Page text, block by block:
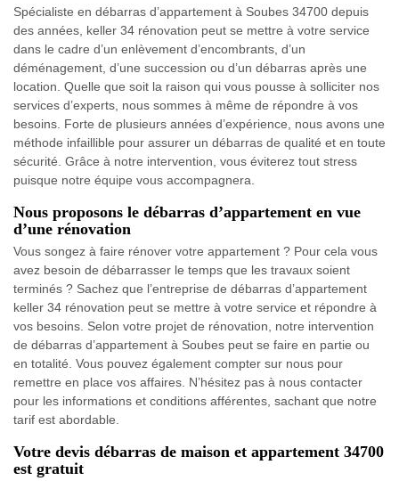
Spécialiste en débarras d’appartement à Soubes 34700 depuis
des années, keller 34 rénovation peut se mettre à votre service
dans le cadre d’un enlèvement d’encombrants, d’un
déménagement, d’une succession ou d’un débarras après une
location. Quelle que soit la raison qui vous pousse à solliciter nos
services d’experts, nous sommes à même de répondre à vos
besoins. Forte de plusieurs années d’expérience, nous avons une
méthode infaillible pour assurer un débarras de qualité et en toute
sécurité. Grâce à notre intervention, vous éviterez tout stress
puisque notre équipe vous accompagnera.
Nous proposons le débarras d’appartement en vue
d’une rénovation
Vous songez à faire rénover votre appartement ? Pour cela vous
avez besoin de débarrasser le temps que les travaux soient
terminés ? Sachez que l’entreprise de débarras d’appartement
keller 34 rénovation peut se mettre à votre service et répondre à
vos besoins. Selon votre projet de rénovation, notre intervention
de débarras d’appartement à Soubes peut se faire en partie ou
en totalité. Vous pouvez également compter sur nous pour
remettre en place vos affaires. N’hésitez pas à nous contacter
pour les informations et conditions afférentes, sachant que notre
tarif est abordable.
Votre devis débarras de maison et appartement 34700
est gratuit